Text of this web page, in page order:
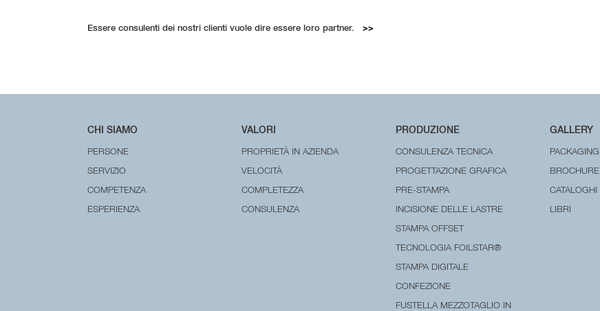
Essere consulenti dei nostri clienti vuole dire essere loro partner. >>
CHI SIAMO
PERSONE
SERVIZIO
COMPETENZA
ESPERIENZA
VALORI
PROPRIETÀ IN AZIENDA
VELOCITÀ
COMPLETEZZA
CONSULENZA
PRODUZIONE
CONSULENZA TECNICA
PROGETTAZIONE GRAFICA
PRE-STAMPA
INCISIONE DELLE LASTRE
STAMPA OFFSET
TECNOLOGIA FOILSTAR®
STAMPA DIGITALE
CONFEZIONE
FUSTELLA MEZZOTAGLIO IN
GALLERY
PACKAGING
BROCHURE
CATALOGHI
LIBRI